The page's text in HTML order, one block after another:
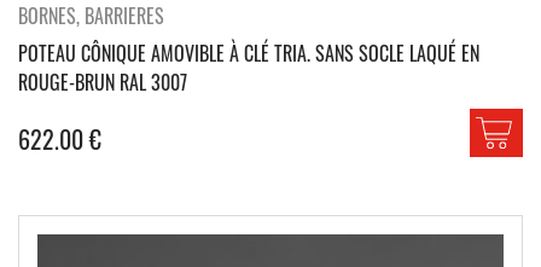
BORNES, BARRIERES
POTEAU CÔNIQUE AMOVIBLE À CLÉ TRIA. SANS SOCLE LAQUÉ EN
ROUGE-BRUN RAL 3007
622.00€